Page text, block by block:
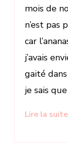
mois de
n’est pas
car
j’avais
gaité
je sais
Lire la suite